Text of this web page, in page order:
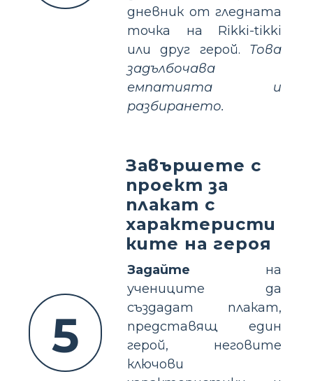
дневник от гледната
точка на Rikki-tikki
или друг герой. Това
задълбочава
емпатията и
разбирането.
5
Завършете с
проект за
плакат с
характеристи
ките на героя
Задайте на
учениците да
създадат плакат,
представящ един
герой, неговите
ключови